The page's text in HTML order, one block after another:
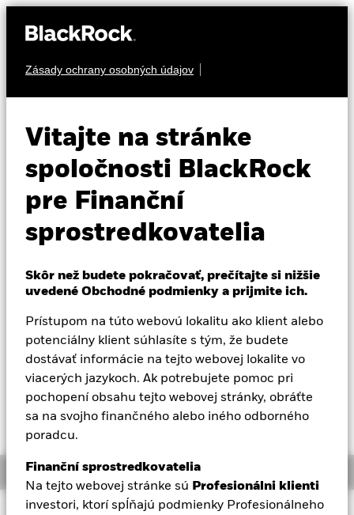
Zásady ochrany osobných údajov
Vitajte na stránke
spoločnosti BlackRock
pre Finanční
sprostredkovatelia
Skôr než budete pokračovať, prečítajte si nižšie
uvedené Obchodné podmienky a prijmite ich.
Prístupom na túto webovú lokalitu ako klient alebo
potenciálny klient súhlasíte s tým, že budete
dostávať informácie na tejto webovej lokalite vo
viacerých jazykoch. Ak potrebujete pomoc pri
pochopení obsahu tejto webovej stránky, obráťte
sa na svojho finančného alebo iného odborného
poradcu.
Finanční sprostredkovatelia
Na tejto webovej stránke sú Profesionálni klienti
investori, ktorí spĺňajú podmienky Profesionálneho
Vzdelávanie
Profesionálni investori
Slovakia
iShares
Aladdin
Naša spoločnosť
BGF World Mining
Fund
NAV k 06-aug-26
52 WK: 79,00 - 141,72
Zmena NAV za 1 deň k 06-aug-26
USD -0,34 (-0,26%)
Morningstar Rating
Overview